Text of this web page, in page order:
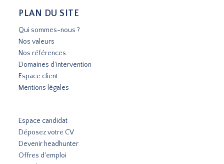
PLAN DU SITE
Qui sommes-nous ?
Nos valeurs
Nos références
Domaines d'intervention
Espace client
Mentions légales
Espace candidat
Déposez votre CV
Devenir headhunter
Offres d'emploi